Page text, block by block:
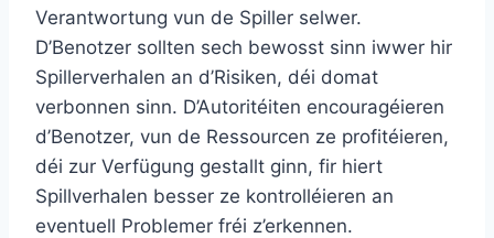
Verantwortung vun de Spiller selwer.
D’Benotzer sollten sech bewosst sinn iwwer hir
Spillerverhalen an d’Risiken, déi domat
verbonnen sinn. D’Autoritéiten encouragéieren
d’Benotzer, vun de Ressourcen ze profitéieren,
déi zur Verfügung gestallt ginn, fir hiert
Spillverhalen besser ze kontrolléieren an
eventuell Problemer fréi z’erkennen.